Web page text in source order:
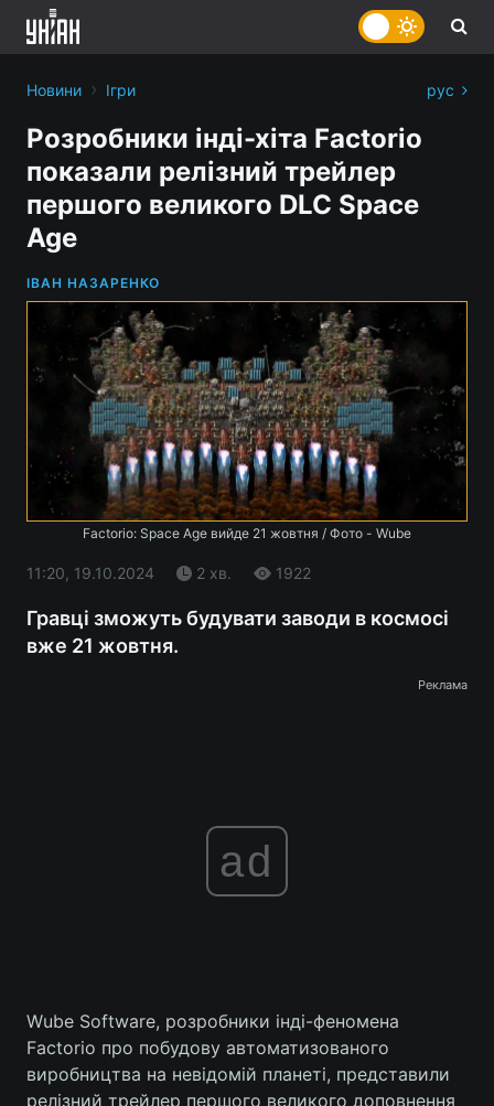
Головна Війна
Новини › Ігри рус
Розробники інді-хіта Factorio
показали релізний трейлер
першого великого DLC Space
Age
ІВАН НАЗАРЕНКО
Factorio: Space Age вийде 21 жовтня / Фото - Wube
11:20, 19.10.2024 2 хв. 1922
Гравці зможуть будувати заводи в космосі
вже 21 жовтня.
Реклама
ad
Wube Software, розробники інді-феномена
Factorio про побудову автоматизованого
виробництва на невідомій планеті, представили
релізний трейлер першого великого доповнення